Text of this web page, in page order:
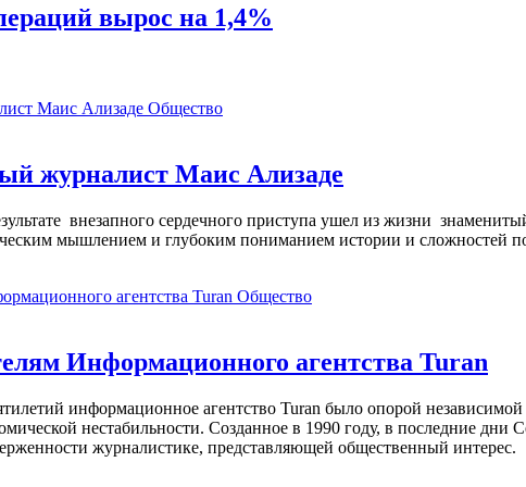
вырос на 1,4%
Общество
журналист Маис Ализаде
внезапного сердечного приступа ушел из жизни
мышлением и глубоким пониманием истории и сложностей
Общество
Информационного агентства Turan
информационное агентство Turan было опорой
нестабильности. Созданное в 1990 году, в последние
журналистике, представляющей общественный интерес.